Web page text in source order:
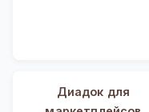
Диадок для